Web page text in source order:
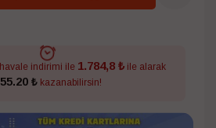
havale indirimi ile 1.784,8 ₺ile alarak
55.20 ₺kazanabilirsin!